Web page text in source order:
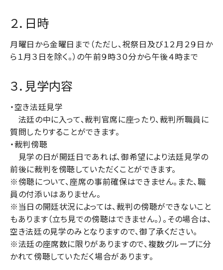
２．日時
月曜日から金曜日まで（ただし、祝祭日及び１２月２９日か
ら１月３日を除く。）の午前９時３０分から午後４時まで
３．見学内容
・空き法廷見学
法廷の中に入って、裁判官席に座ったり、裁判所職員に
質問したりすることができます。
・裁判傍聴
見学の日が開廷日であれば、御希望により法廷見学の
前後に裁判を傍聴していただくことができます。
※傍聴について、座席の事前確保はできません。また、職
員の付添いはありません。
※当日の開廷状況によっては、裁判の傍聴ができないこと
もあります（立ち見での傍聴はできません。）。その場合は、
空き法廷の見学のみとなりますので、御了承ください。
※法廷の座席数に限りがありますので、複数グループに分
かれて傍聴していただく場合があります。